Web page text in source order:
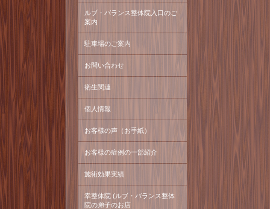
ルブ・バランス整体院入口のご
案内
駐車場のご案内
お問い合わせ
衛生関連
個人情報
お客様の声（お手紙）
お客様の症例の一部紹介
施術効果実績
幸整体院 (ルブ・バランス整体
院の弟子のお店